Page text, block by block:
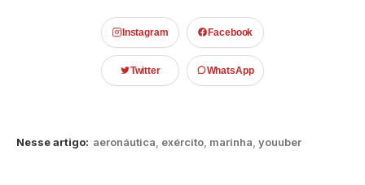
Instagram Facebook
Twitter WhatsApp
Nesse artigo: aeronáutica exército marinha youuber